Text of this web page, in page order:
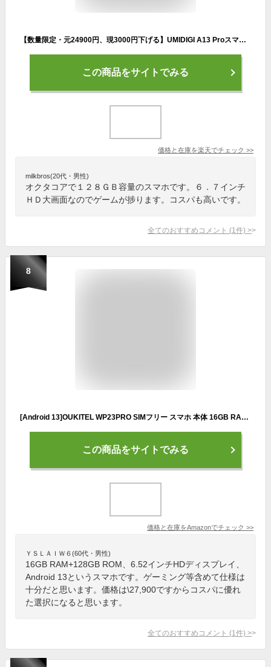
【数量限定・元24900円、現3000円下げる】UMIDIGI A13 Proスマートフォン本体SIMフリー6+128G Android11simフリーNFC搭載スマホ本体 オクタコア 48MPAI3眼カメラ5150mAhバッテリー 6.7"HD大画面デュアル4G楽天モバイル対応サイド指紋・顔認証グローバルバージョン技適認証済
この商品をサイトでみる
価格と在庫を楽天でチェック >>
milkbros(20代・男性)
オクタコアで１２８ＧＢ容量のスマホです。６．７インチ
ＨＤ大画面なのでゲームが捗ります。コスパも高いです。
全てのおすすめコメント (1 件) >
8
[Android 13]OUKITEL WP23PRO SIMフリー スマホ 本体 16GB RAM+128GB ROM 1TB拡張可能 タフネススマホ IP68防水防塵耐衝撃 10600mAh 大容量 6.52インチHD+大画面 薄型 軽量 スマートフォン Wi-Fi NFC GPS OTG 顔認識 指紋認識 技適認証済 携帯電話
この商品をサイトでみる
価格と在庫をAmazonでチェック >>
ＹＳＬＡＩＷ６(60代・男性)
16GB RAM+128GB ROM、6.52インチHDディスプレイ、
Android 13というスマホです。ゲーミング等含めて仕様は
十分だと思います。価格は\27,900ですからコスパに優れ
た選択になると思います。
全てのおすすめコメント (1 件) >